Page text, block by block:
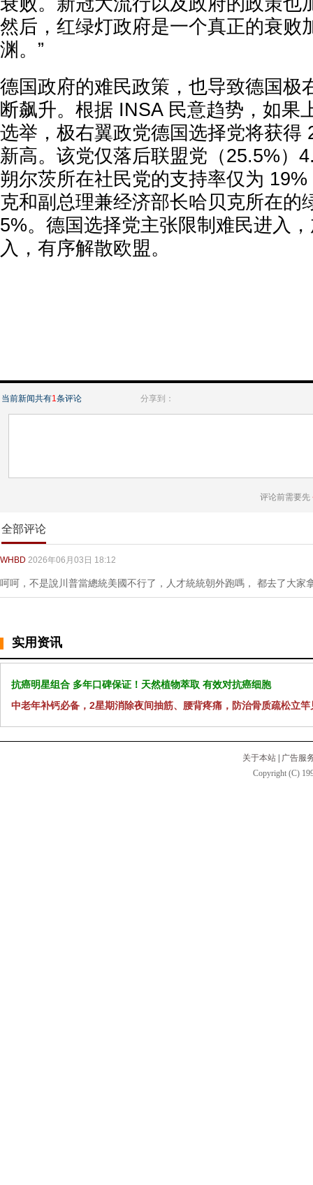
然后，红绿灯政府是一个真正的衰败
渊。”
德国政府的难民政策，也导致德国极
断飙升。根据 INSA 民意趋势，如果
选举，极右翼政党德国选择党将获得
新高。该党仅落后联盟党（25.5%）
朔尔茨所在社民党的支持率仅为
克和副总理兼经济部长哈贝克所在的
5%。德国选择党主张限制难民进入
入，有序解散欧盟。
当前新闻共有1 条评论 分享到：
评论前需要先
全部评论
WHBD 2026年06月03日 18:12
呵呵，不是說川普當總統美國不行了，人才統統朝外跑嗎， 都去了大家
实用资讯
抗癌明星组合 多年口碑保证！天然植物萃取 有效对抗癌细胞
中老年补钙必备，2星期消除夜间抽筋、腰背疼痛，防治骨质疏松立竿
关于本站 | 广告服
Copyright (C)